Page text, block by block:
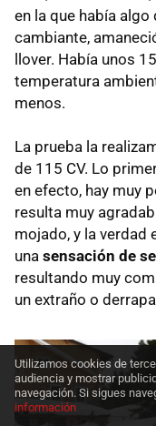
en la que había algo
cambiante,
llover. Había unos
temperatura
menos.
La prueba la
de 115 CV. Lo
en efecto, hay muy
resulta muy
mojado, y la verdad
una sensación de
resultando muy
un extraño o
Utilizamos cookies de
audiencia y mostrar
navegación. Si sigues
información